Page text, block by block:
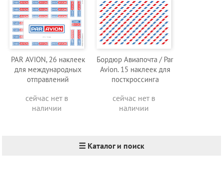
PAR AVION, 26 наклеек
для международных
отправлений
сейчас нет в
наличии
Бордюр Авиапочта / Par
Avion. 15 наклеек для
посткроссинга
сейчас нет в
наличии
☰ Каталог и поиск